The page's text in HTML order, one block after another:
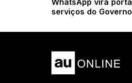
WhatsApp vira
serviços do Governo